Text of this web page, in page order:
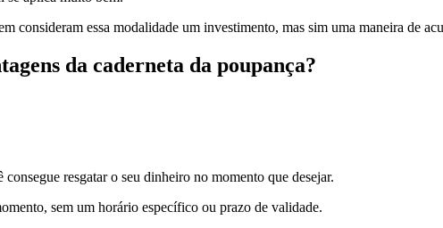
consideram essa modalidade um investimento, mas sim uma maneira de
da caderneta da poupança?
resgatar o seu dinheiro no momento que desejar.
sem um horário específico ou prazo de validade.